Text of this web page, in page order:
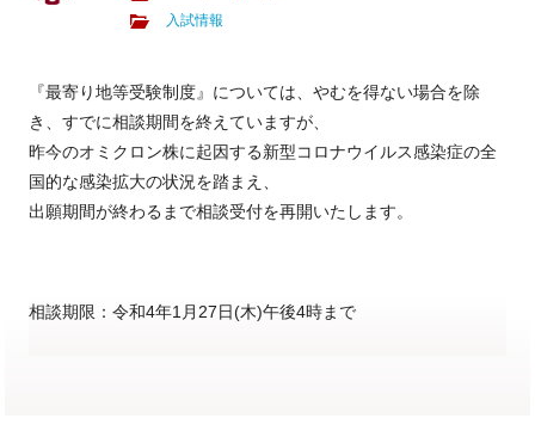
入試情報
『最寄り地等受験制度』については、やむを得ない場合を除
き、すでに相談期間を終えていますが、
昨今のオミクロン株に起因する新型コロナウイルス感染症の全
国的な感染拡大の状況を踏まえ、
出願期間が終わるまで相談受付を再開いたします。
相談期限：令和4年1月27日(木)午後4時まで